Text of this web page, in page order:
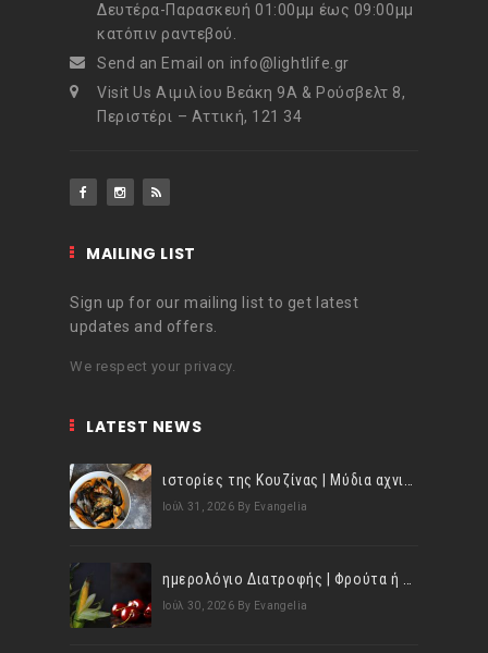
Δευτέρα-Παρασκευή 01:00μμ έως 09:00μμ
κατόπιν ραντεβού.
Send an Email on info@lightlife.gr
Visit Us Αιμιλίου Βεάκη 9Α & Ρούσβελτ 8,
Περιστέρι – Αττική, 121 34
MAILING LIST
Sign up for our mailing list to get latest
updates and offers.
We respect your privacy.
LATEST NEWS
Ιούλ 31, 2026 By Evangelia
Ιούλ 30, 2026 By Evangelia